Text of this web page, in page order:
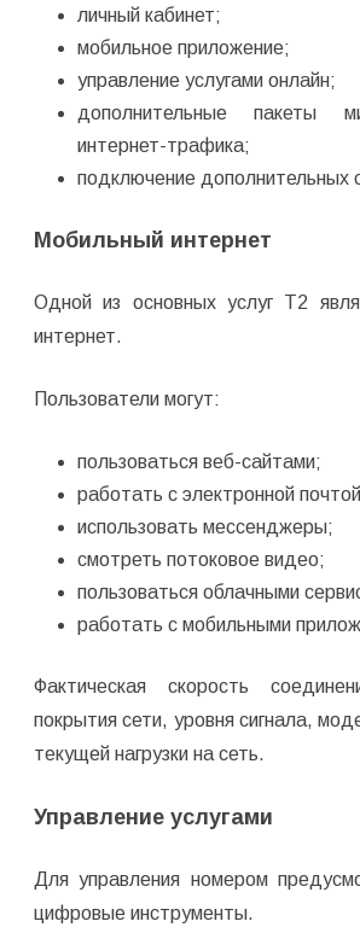
личный кабинет;
мобильное приложение;
управление услугами онлайн;
дополнительные пакеты
интернет-трафика;
подключение дополнительных
Мобильный интернет
Одной из основных услуг T2
интернет.
Пользователи могут:
пользоваться веб-сайтами;
работать с электронной
использовать мессенджеры;
смотреть потоковое видео;
пользоваться облачными
работать с мобильными
Фактическая скорость
покрытия сети, уровня сигнала,
текущей нагрузки на сеть.
Управление услугами
Для управления номером
цифровые инструменты.